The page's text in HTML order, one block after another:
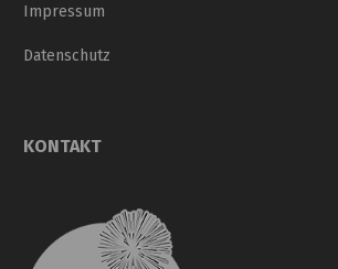
Impressum
Datenschutz
KONTAKT